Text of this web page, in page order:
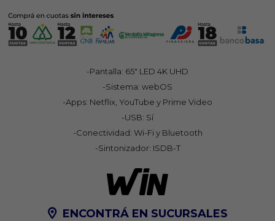
-Pantalla: 65" LED 4K UHD
-Sistema: webOS
-Apps: Netflix, YouTube y Prime Video
-USB: Sí
-Conectividad: Wi-Fi y Bluetooth
-Sintonizador: ISDB-T
ENCONTRÁ EN SUCURSALES